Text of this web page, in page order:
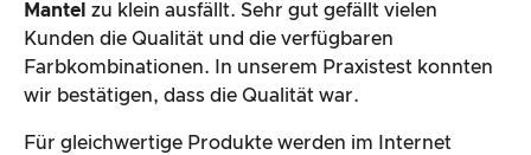
Mantel zu klein ausfällt. Sehr gut gefällt vielen
Kunden die Qualität und die verfügbaren
Farbkombinationen. In unserem Praxistest konnten
wir bestätigen, dass die Qualität war.
Für gleichwertige Produkte werden im Internet